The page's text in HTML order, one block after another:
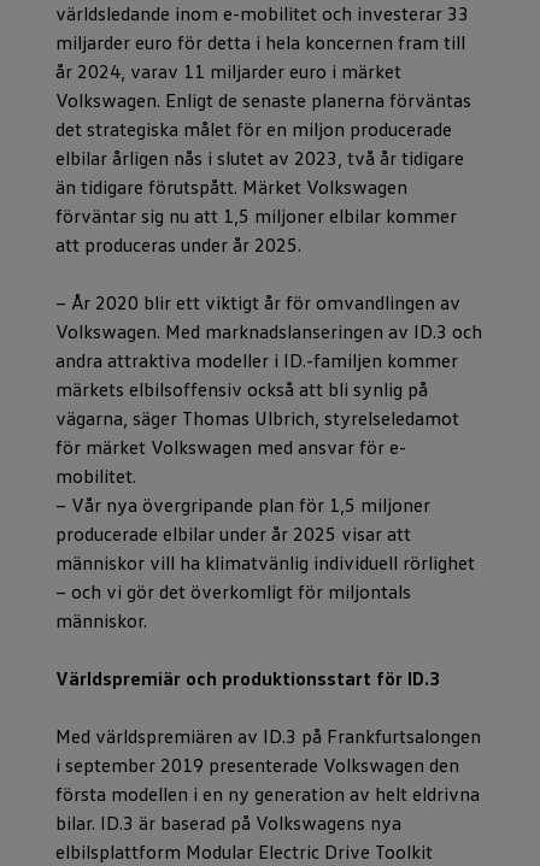
världsledande inom e-mobilitet och investerar 33
miljarder euro för detta i hela koncernen fram till
år 2024, varav 11 miljarder euro i märket
Volkswagen. Enligt de senaste planerna förväntas
det strategiska målet för en miljon producerade
elbilar årligen nås i slutet av 2023, två år tidigare
än tidigare förutspått. Märket Volkswagen
förväntar sig nu att 1,5 miljoner elbilar kommer
att produceras under år 2025.
− År 2020 blir ett viktigt år för omvandlingen av
Volkswagen. Med marknadslanseringen av ID.3 och
andra attraktiva modeller i ID.-familjen kommer
märkets elbilsoffensiv också att bli synlig på
vägarna, säger Thomas Ulbrich, styrelseledamot
för märket Volkswagen med ansvar för e-
mobilitet.
− Vår nya övergripande plan för 1,5 miljoner
producerade elbilar under år 2025 visar att
människor vill ha klimatvänlig individuell rörlighet
− och vi gör det överkomligt för miljontals
människor.
Världspremiär och produktionsstart för ID.3
Med världspremiären av ID.3 på Frankfurtsalongen
i september 2019 presenterade Volkswagen den
första modellen i en ny generation av helt eldrivna
bilar. ID.3 är baserad på Volkswagens nya
elbilsplattform Modular Electric Drive Toolkit